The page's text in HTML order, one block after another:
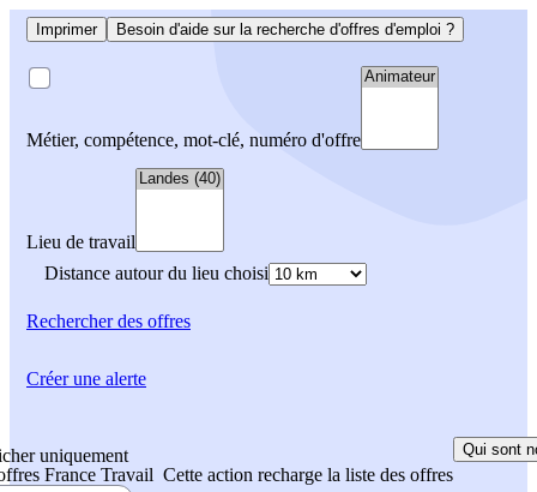
Imprimer Besoin d'aide sur la recherche d'offres d'emploi ?
Métier, compétence, mot-clé, numéro d'offre
Lieu de travail
Distance autour du lieu choisi
Rechercherdes offres
uniquement
France Travail Cette action recharge la liste des offres
Qui sont
Créer une alerte